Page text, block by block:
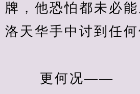
牌，他恐怕都未必
洛天华手中讨到任何
更何况——